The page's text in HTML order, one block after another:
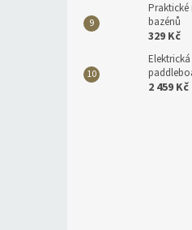
bazénů
329 Kč
2 459 Kč